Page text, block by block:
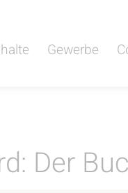
Gewerbe
Der